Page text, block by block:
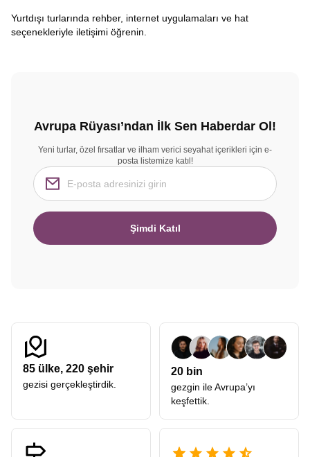
Yurtdışı turlarında rehber, internet uygulamaları ve hat
seçenekleriyle iletişimi öğrenin.
Avrupa Rüyası’ndan İlk Sen Haberdar Ol!
Yeni turlar, özel fırsatlar ve ilham verici seyahat içerikleri için e-
posta listemize katıl!
Şimdi Katıl
85 ülke, 220 şehir
gezisi gerçekleştirdik.
20 bin
gezgin ile Avrupa’yı
keşfettik.